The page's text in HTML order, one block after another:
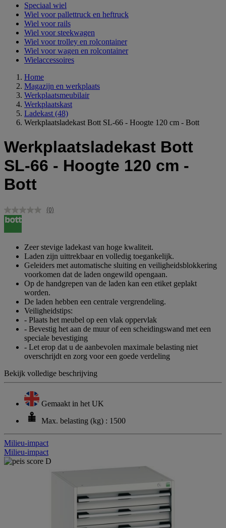
Speciaal wiel
Wiel voor pallettruck en heftruck
Wiel voor rails
Wiel voor steekwagen
Wiel voor trolley en rolcontainer
Wiel voor wagen en rolcontainer
Wielaccessoires
Home
Magazijn en werkplaats
Werkplaatsmeubilair
Werkplaatskast
Ladekast (48)
Werkplaatsladekast Bott SL-66 - Hoogte 120 cm - Bott
Werkplaatsladekast Bott
SL-66 - Hoogte 120 cm -
Bott
Geen
(0)
Zeer stevige ladekast van hoge kwaliteit.
Laden zijn uittrekbaar en volledig toegankelijk.
Geleiders met automatische sluiting en veiligheidsblokkering
voorkomen dat de laden ongewild opengaan.
Op de handgrepen van de laden kan een etiket geplakt
worden.
De laden hebben een centrale vergrendeling.
Veiligheidstips:
- Plaats het meubel op een vlak oppervlak
- Bevestig het aan de muur of een scheidingswand met een
speciale bevestiging
- Let erop dat u de aanbevolen maximale belasting niet
overschrijdt en zorg voor een goede verdeling
Bekijk volledige beschrijving
Gemaakt in het UK
Max. belasting (kg) : 1500
Milieu-impact
Milieu-impact